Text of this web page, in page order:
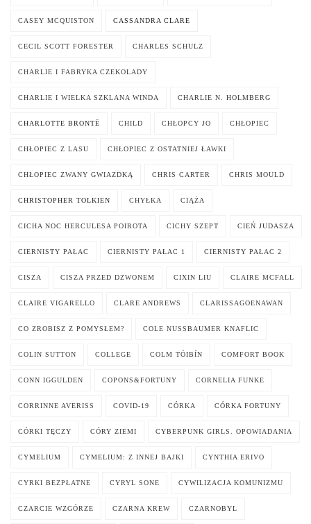
CASEY MCQUISTON CASSANDRA CLARE
CECIL SCOTT FORESTER CHARLES SCHULZ
CHARLIE I FABRYKA CZEKOLADY
CHARLIE I WIELKA SZKLANA WINDA CHARLIE N. HOLMBERG
CHARLOTTE BRONTË CHILD CHŁOPCY JO CHŁOPIEC
CHŁOPIEC Z LASU CHŁOPIEC Z OSTATNIEJ ŁAWKI
CHŁOPIEC ZWANY GWIAZDKĄ CHRIS CARTER CHRIS MOULD
CHRISTOPHER TOLKIEN CHYŁKA CIĄŻA
CICHA NOC HERCULESA POIROTA CICHY SZEPT CIEŃ JUDASZA
CIERNISTY PAŁAC CIERNISTY PAŁAC 1 CIERNISTY PAŁAC 2
CISZA CISZA PRZED DZWONEM CIXIN LIU CLAIRE MCFALL
CLAIRE VIGARELLO CLARE ANDREWS CLARISSAGOENAWAN
CO ZROBISZ Z POMYSŁEM? COLE NUSSBAUMER KNAFLIC
COLIN SUTTON COLLEGE COLM TÓIBÍN COMFORT BOOK
CONN IGGULDEN COPONS&FORTUNY CORNELIA FUNKE
CORRINNE AVERISS COVID-19 CÓRKA CÓRKA FORTUNY
CÓRKI TĘCZY CÓRY ZIEMI CYBERPUNK GIRLS. OPOWIADANIA
CYMELIUM CYMELIUM: Z INNEJ BAJKI CYNTHIA ERIVO
CYRKI BEZPŁATNE CYRYL SONE CYWILIZACJA KOMUNIZMU
CZARCIE WZGÓRZE CZARNA KREW CZARNOBYL